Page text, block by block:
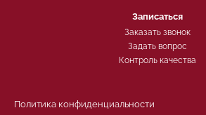
Записаться
Заказать звонок
Задать вопрос
Контроль качества
Политика конфиденциальности